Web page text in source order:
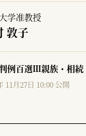
学准教授
敦子
例百選Ⅲ親族・相
11月27日 10:00 公開